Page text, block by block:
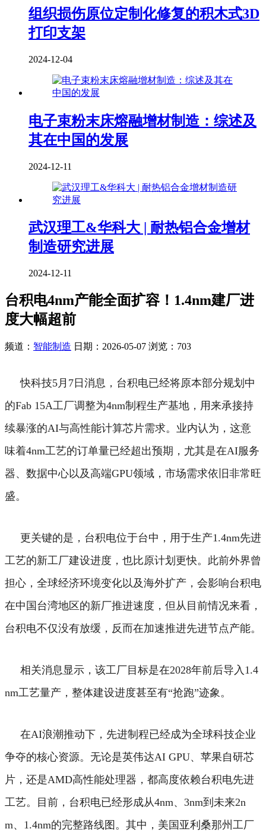
组织损伤原位定制化修复的积木式3D
打印支架
2024-12-04
电子束粉末床熔融增材制造：综述及
其在中国的发展
2024-12-11
武汉理工&华科大 | 耐热铝合金增材
制造研究进展
2024-12-11
台积电4nm产能全面扩容！1.4nm建厂进
度大幅超前
频道： 智能制造 日期： 2026-05-07 浏览：703
快科技5月7日消息，台积电已经将原本部分规划中
的Fab 15A工厂调整为4nm制程生产基地，用来承接持
续暴涨的AI与高性能计算芯片需求。 业内认为，这意
味着4nm工艺的订单量已经超出预期，尤其是在AI服务
器、数据中心以及高端GPU领域，市场需求依旧非常旺
盛。
更关键的是，台积电位于台中，用于生产1.4nm先进
工艺的新工厂建设进度，也比原计划更快。 此前外界曾
担心，全球经济环境变化以及海外扩产，会影响台积电
在中国台湾地区的新厂推进速度，但从目前情况来看，
台积电不仅没有放缓，反而在加速推进先进节点产能。
相关消息显示，该工厂目标是在2028年前后导入1.4
nm工艺量产，整体建设进度甚至有“抢跑”迹象。
在AI浪潮推动下，先进制程已经成为全球科技企业
争夺的核心资源。无论是英伟达AI GPU、苹果自研芯
片，还是AMD高性能处理器，都高度依赖台积电先进
工艺。
目前，台积电已经形成从4nm、3nm到未来2n
m、1.4nm的完整路线图。其中，美国亚利桑那州工厂